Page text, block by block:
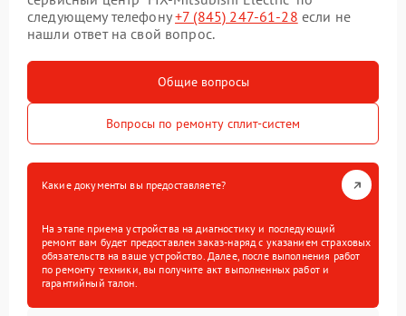
следующему телефону+7 (845) 247-61-28 если не
нашли ответ на свой вопрос.
Общие вопросы
Вопросы по ремонту сплит-систем
Какие документы вы предоставляете?
На этапе приема устройства на диагностику и последующий
ремонт вам будет предоставлен заказ-наряд с указанием страховых
обязательств на ваше устройство. Далее, после выполнения работ
по ремонту техники, вы получите акт выполненных работ и
гарантийный талон.